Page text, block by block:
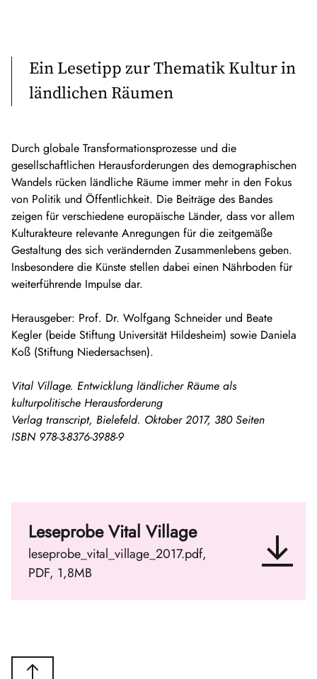
Ein Lesetipp zur Thematik Kultur in
ländlichen Räumen
Durch globale Transformationsprozesse und die
gesellschaftlichen Herausforderungen des demographischen
Wandels rücken ländliche Räume immer mehr in den Fokus
von Politik und Öffentlichkeit. Die Beiträge des Bandes
zeigen für verschiedene europäische Länder, dass vor allem
Kulturakteure relevante Anregungen für die zeitgemäße
Gestaltung des sich verändernden Zusammenlebens geben.
Insbesondere die Künste stellen dabei einen Nährboden für
weiterführende Impulse dar.
Herausgeber: Prof. Dr. Wolfgang Schneider und Beate
Kegler (beide Stiftung Universität Hildesheim) sowie Daniela
Koß (Stiftung Niedersachsen).
Vital Village. Entwicklung ländlicher Räume als
kulturpolitische Herausforderung
Verlag transcript, Bielefeld. Oktober 2017, 380 Seiten
ISBN 978-3-8376-3988-9
Leseprobe Vital Village
leseprobe_vital_village_2017.pdf,
PDF, 1,8MB